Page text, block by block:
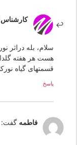
کارشناس 2
سلام، بله دراثر نور
هست هر هفته گلدان رو
قسمتهای گیاه
فاطمه گفت: